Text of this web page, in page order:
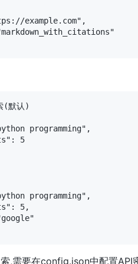
example.com",
(默认)
programming",
5
programming",
5,
,需要在config.json中配置API